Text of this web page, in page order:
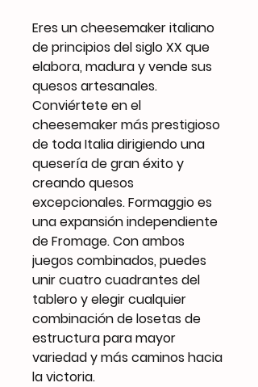
Eres un cheesemaker italiano
de principios del siglo XX que
elabora, madura y vende sus
quesos artesanales.
Conviértete en el
cheesemaker más prestigioso
de toda Italia dirigiendo una
quesería de gran éxito y
creando quesos
excepcionales. Formaggio es
una expansión independiente
de Fromage. Con ambos
juegos combinados, puedes
unir cuatro cuadrantes del
tablero y elegir cualquier
combinación de losetas de
estructura para mayor
variedad y más caminos hacia
la victoria.